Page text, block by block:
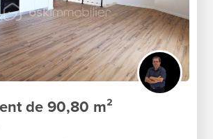
de 90,80 m²